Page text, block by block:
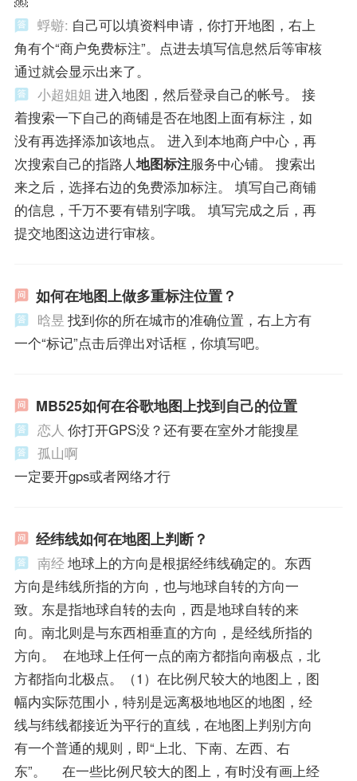
蜉蝣: 自己可以填资料申请，你打开地图，右上
角有个“商户免费标注”。点进去填写信息然后等审核
通过就会显示出来了。
小超姐姐 进入地图，然后登录自己的帐号。 接
着搜索一下自己的商铺是否在地图上面有标注，如
没有再选择添加该地点。 进入到本地商户中心，再
次搜索自己的指路人地图标注服务中心铺。 搜索出
来之后，选择右边的免费添加标注。 填写自己商铺
的信息，千万不要有错别字哦。 填写完成之后，再
提交地图这边进行审核。
如何在地图上做多重标注位置？
晗昱 找到你的所在城市的准确位置，右上方有
一个“标记”点击后弹出对话框，你填写吧。
MB525如何在谷歌地图上找到自己的位置
恋人 你打开GPS没？还有要在室外才能搜星
孤山啊
一定要开gps或者网络才行
经纬线如何在地图上判断？
南经地球上的方向是根据经纬线确定的。东西
方向是纬线所指的方向，也与地球自转的方向一
致。东是指地球自转的去向，西是地球自转的来
向。南北则是与东西相垂直的方向，是经线所指的
方向。 在地球上任何一点的南方都指向南极点，北
方都指向北极点。（1）在比例尺较大的地图上，图
幅内实际范围小，特别是远离极地地区的地图，经
线与纬线都接近为平行的直线，在地图上判别方向
有一个普通的规则，即“上北、下南、左西、右
东”。 在一些比例尺较大的图上，有时没有画上经